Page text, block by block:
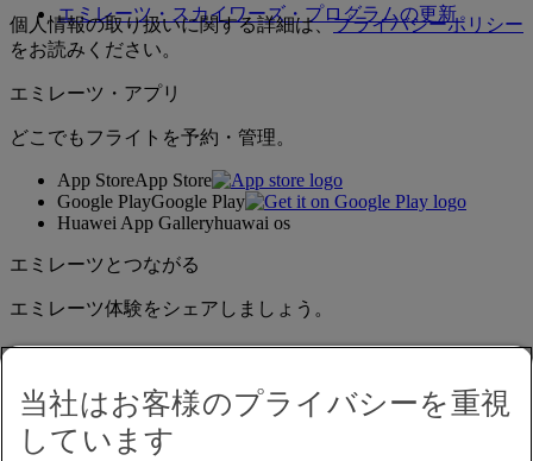
エミレーツ・スカイワーズ・プログラムの更新
個人情報の取り扱いに関する詳細は、プライバシーポリシー
をお読みください。
エミレーツ・アプリ
どこでもフライトを予約・管理。
App StoreApp Store
Google PlayGoogle Play
Huawei App Galleryhuawai os
エミレーツとつながる
エミレーツ体験をシェアしましょう。
当社はお客様のプライバシーを重視
しています